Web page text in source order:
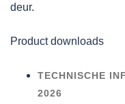
deur.
Product downloads
TECHNISCHE
2026